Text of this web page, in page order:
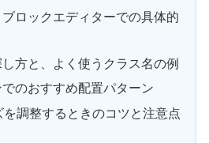
ロックエディターでの具体的
方と、よく使うクラス名の例
のおすすめ配置パターン
調整するときのコツと注意点